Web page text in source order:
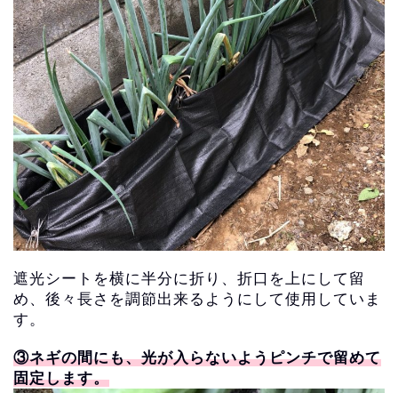
遮光シートを横に半分に折り、折口を上にして留
め、 後々長さを調節出来るようにして使用していま
す。
③ネギの間にも、光が入らないようピンチで留めて
固定します。